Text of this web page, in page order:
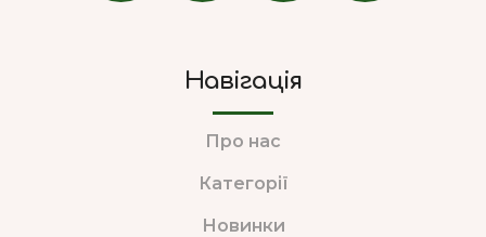
Навігація
Про нас
Категорії
Новинки